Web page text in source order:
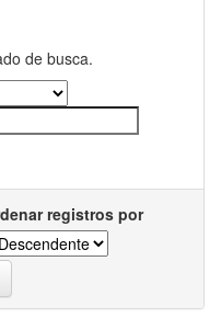
de busca.
registros por